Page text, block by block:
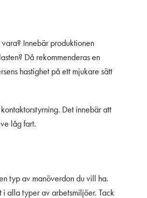
Innebär produktionen
Då rekommenderas en
hastighet på ett mjukare sätt
Det innebär att
låg fart.
typ av manöverdon du vill ha.
i alla typer av arbetsmiljöer. Tack